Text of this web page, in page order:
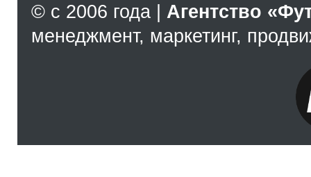
© с 2006 года | Агентство
менеджмент, маркетинг,